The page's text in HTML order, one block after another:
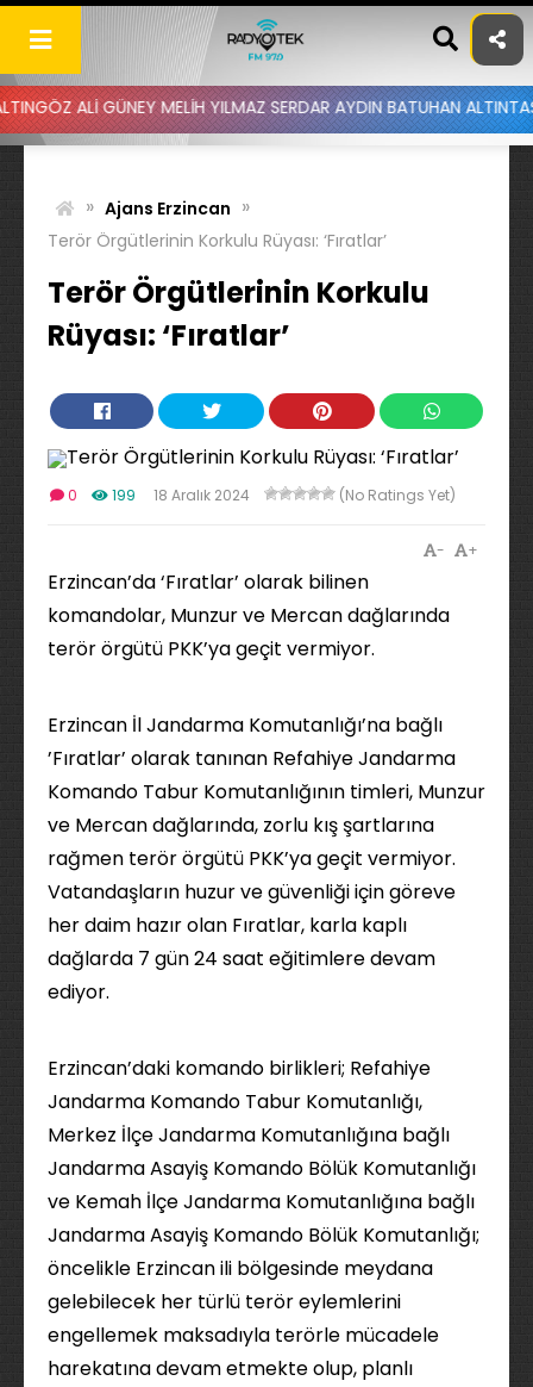
Skip
content
MELİH YILMAZ SERDAR AYDIN BATUHAN ALTINTAŞ UYGAR
» Ajans Erzincan »
Terör Örgütlerinin Korkulu Rüyası: ‘Fıratlar’
Terör Örgütlerinin Korkulu
Rüyası: ‘Fıratlar’
0 199 18 Aralık 2024 (No Ratings Yet)
+
-
Erzincan’da ‘Fıratlar’ olarak bilinen
komandolar, Munzur ve Mercan dağlarında
terör örgütü PKK’ya geçit vermiyor.
Erzincan İl Jandarma Komutanlığı’na bağlı
’Fıratlar’ olarak tanınan Refahiye Jandarma
Komando Tabur Komutanlığının timleri, Munzur
ve Mercan dağlarında, zorlu kış şartlarına
rağmen terör örgütü PKK’ya geçit vermiyor.
Vatandaşların huzur ve güvenliği için göreve
her daim hazır olan Fıratlar, karla kaplı
dağlarda 7 gün 24 saat eğitimlere devam
ediyor.
Erzincan’daki komando birlikleri; Refahiye
Jandarma Komando Tabur Komutanlığı,
Merkez İlçe Jandarma Komutanlığına bağlı
Jandarma Asayiş Komando Bölük Komutanlığı
ve Kemah İlçe Jandarma Komutanlığına bağlı
Jandarma Asayiş Komando Bölük Komutanlığı;
öncelikle Erzincan ili bölgesinde meydana
gelebilecek her türlü terör eylemlerini
engellemek maksadıyla terörle mücadele
harekatına devam etmekte olup, planlı